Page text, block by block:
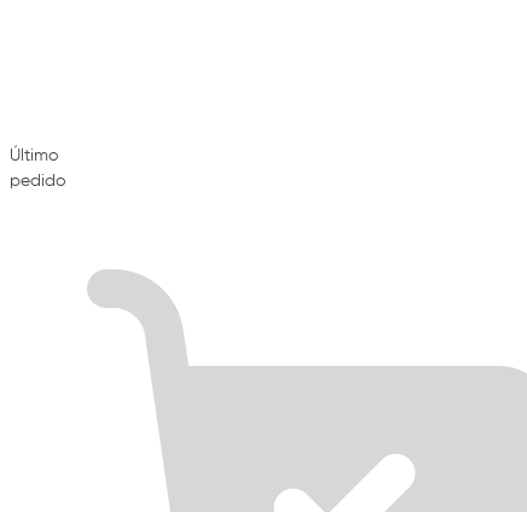
Último
pedido